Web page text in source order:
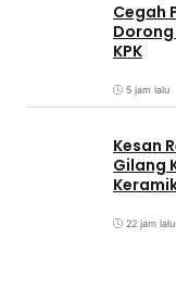
Cegah
Dorong
KPK
5 jam lalu
Kesan
Gilang
22 jam lalu